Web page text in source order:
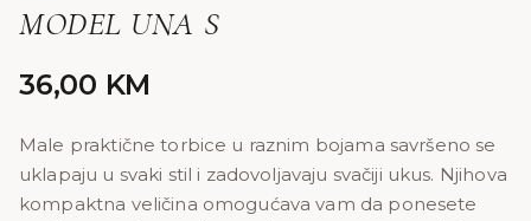
MODEL UNA S
36,00 KM
Male praktične torbice u raznim bojama savršeno se
uklapaju u svaki stil i zadovoljavaju svačiji ukus. Njihova
kompaktna veličina omogućava vam da ponesete